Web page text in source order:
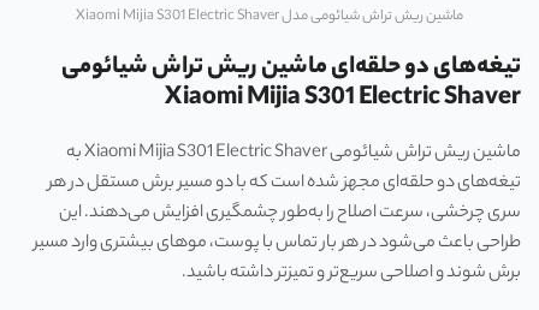
ماشین ریش تراش شیائومی مدل Xiaomi Mijia S301 Electric Shaver
تیغه‌های دو حلقه‌ای ماشین ریش تراش شیائومی
Xiaomi Mijia S301 Electric Shaver
ماشین ریش تراش شیائومی Xiaomi Mijia S301 Electric Shaver به
تیغه‌های دو حلقه‌ای مجهز شده است که با دو مسیر برش مستقل در هر
سری چرخشی، سرعت اصلاح را به‌طور چشمگیری افزایش می‌دهند. این
طراحی باعث می‌شود در هر بار تماس با پوست، موهای بیشتری وارد مسیر
برش شوند و اصلاحی سریع‌تر و تمیزتر داشته باشید.